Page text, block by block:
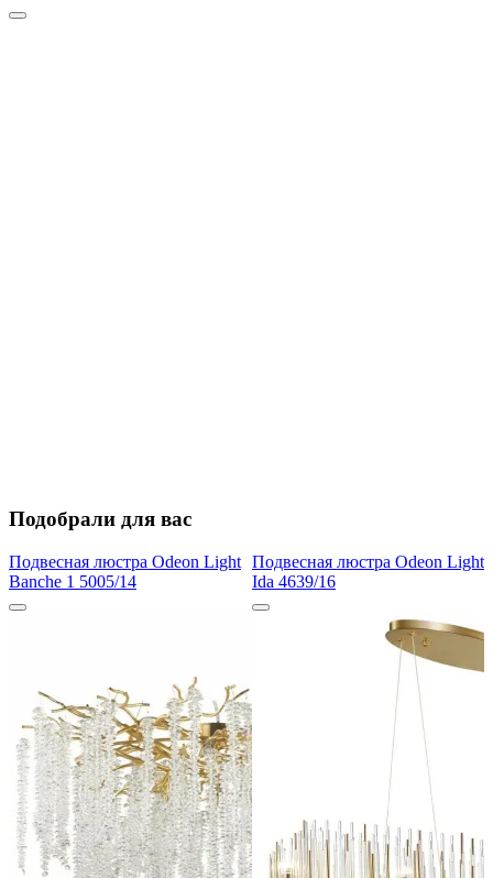
Подобрали для вас
Подвесная люстра Odeon Light
Banche 1 5005/14
Подвесная люстра Odeon Light
Ida 4639/16